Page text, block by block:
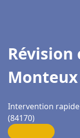
Révision
Monteux
Intervention
(84170)